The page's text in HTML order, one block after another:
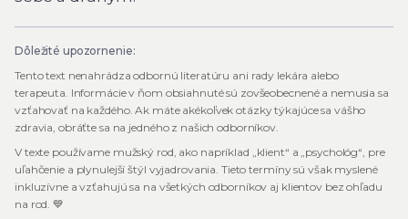
Dôležité upozornenie:
Tento text nenahrádza odbornú literatúru ani rady lekára alebo
terapeuta. Informácie v ňom obsiahnuté sú zovšeobecnené a nemusia sa
vzťahovať na každého. Ak máte akékoľvek otázky týkajúce sa vášho
zdravia, obráťte sa na jedného z našich odborníkov.
V texte používame mužský rod, ako napríklad „klient“ a „psychológ“, pre
uľahčenie a plynulejší štýl vyjadrovania. Tieto termíny sú však myslené
inkluzívne a vzťahujú sa na všetkých odborníkov aj klientov bez ohľadu
na rod. 💙